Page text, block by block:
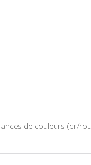
de couleurs (or/